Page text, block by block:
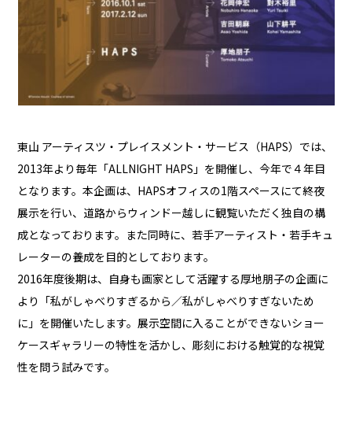
東山 アーティスツ・プレイスメント・サービス（HAPS）では、
2013年より毎年「ALLNIGHT HAPS」を開催し、今年で４年目
となります。本企画は、HAPSオフィスの1階スペースにて終夜
展示を行い、道路からウィンドー越しに観覧いただく独自の構
成となっております。また同時に、若手アーティスト・若手キュ
レーターの養成を目的としております。
2016年度後期は、自身も画家として活躍する厚地朋子の企画に
より「私がしゃべりすぎるから／私がしゃべりすぎないため
に」を開催いたします。展示空間に入ることができないショー
ケースギャラリーの特性を活かし、彫刻における触覚的な視覚
性を問う試みです。